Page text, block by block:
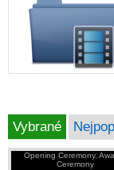
Vybrané
Opening Ceremony,
Ceremony